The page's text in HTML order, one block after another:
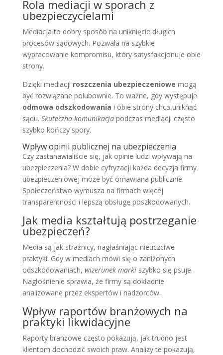
Rola mediacji w sporach z
ubezpieczycielami
Mediacja to dobry sposób na uniknięcie długich
procesów sądowych. Pozwala na szybkie
wypracowanie kompromisu, który satysfakcjonuje obie
strony.
Dzięki mediacji roszczenia ubezpieczeniowe mogą
być rozwiązane polubownie. To ważne, gdy występuje
odmowa odszkodowania i obie strony chcą uniknąć
sądu. Skuteczna komunikacjapodczas mediacji często
szybko kończy spory.
Wpływ opinii publicznej na ubezpieczenia
Czy zastanawialiście się, jak opinie ludzi wpływają na
ubezpieczenia? W dobie cyfryzacji każda decyzja firmy
ubezpieczeniowej może być omawiana publicznie.
Społeczeństwo wymusza na firmach więcej
transparentności i lepszą obsługę poszkodowanych.
Jak media kształtują postrzeganie
ubezpieczeń?
Media są jak strażnicy, nagłaśniając nieuczciwe
praktyki. Gdy w mediach mówi się o zaniżonych
odszkodowaniach, wizerunek markiszybko się psuje.
Nagłośnienie sprawia, że firmy są dokładnie
analizowane przez ekspertów i nadzorców.
Wpływ raportów branżowych na
praktyki likwidacyjne
Raporty branżowe często pokazują, jak trudno jest
klientom dochodzić swoich praw. Analizy te pokazują,